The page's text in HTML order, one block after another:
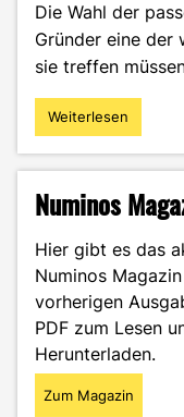
Die Wahl der
Gründer eine der
sie treffen
–
Rechtsform
ich
mich
entscheiden?"
Weiterlesen
Numinos
Hier gibt es das
Numinos
vorherigen
PDF zum Lesen
Herunterladen.
Zum Magazin